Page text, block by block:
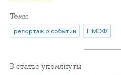
Темы
репортаж о событии ПМЭФ
В статье упомянуты